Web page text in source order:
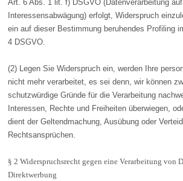
Art. 6 Abs. 1 lit. f) DSGVO (Datenverarbeitung
Interessensabwägung) erfolgt, Widerspruch
ein auf dieser Bestimmung beruhendes Profiling
4 DSGVO.
(2) Legen Sie Widerspruch ein, werden Ihre
nicht mehr verarbeitet, es sei denn, wir können
schutzwürdige Gründe für die Verarbeitung
Interessen, Rechte und Freiheiten überwiegen,
dient der Geltendmachung, Ausübung oder
Rechtsansprüchen.
§ 2 Widerspruchsrecht gegen eine Verarbeitung von
Direktwerbung